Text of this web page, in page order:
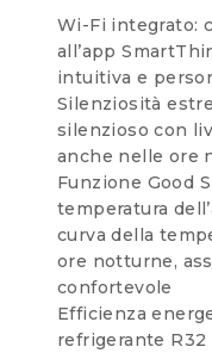
Wi-Fi integrato:
all’app
intuitiva e
Silenziosità
silenzioso con
anche nelle ore
Funzione Good
temperatura
curva della
ore notturne,
confortevole
Efficienza
refrigerante R32